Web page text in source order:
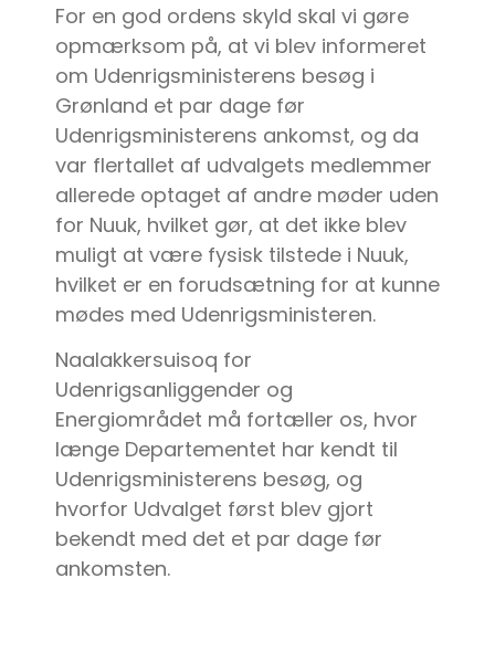
For en god ordens skyld skal vi gøre
opmærksom på, at vi blev informeret
om Udenrigsministerens besøg i
Grønland et par dage før
Udenrigsministerens ankomst, og da
var flertallet af udvalgets medlemmer
allerede optaget af andre møder uden
for Nuuk, hvilket gør, at det ikke blev
muligt at være fysisk tilstede i Nuuk,
hvilket er en forudsætning for at kunne
mødes med Udenrigsministeren.
Naalakkersuisoq for
Udenrigsanliggender og
Energiområdet må fortæller os, hvor
længe Departementet har kendt til
Udenrigsministerens besøg, og
hvorfor Udvalget først blev gjort
bekendt med det et par dage før
ankomsten.